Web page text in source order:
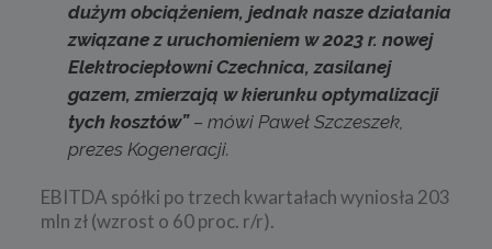
dużym obciążeniem, jednak nasze działania
związane z uruchomieniem w 2023 r. nowej
Elektrociepłowni Czechnica, zasilanej
gazem, zmierzają w kierunku optymalizacji
tych kosztów”– mówi Paweł Szczeszek,
prezes Kogeneracji.
EBITDA spółki po trzech kwartałach wyniosła 203
mln zł (wzrost o 60 proc. r/r).